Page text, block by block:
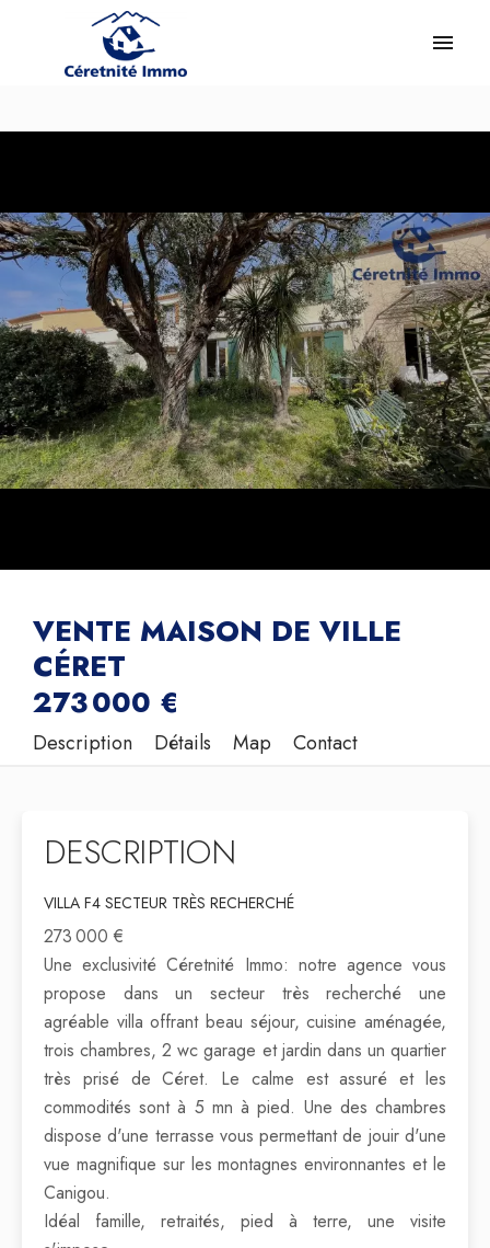
VENTE MAISON DE VILLE
CÉRET
273 000 €
Description Détails Map Contact
DESCRIPTION
VILLA F4 SECTEUR TRÈS RECHERCHÉ
273 000 €
Une exclusivité Céretnité Immo: notre agence vous
propose dans un secteur très recherché une
agréable villa offrant beau séjour, cuisine aménagée,
trois chambres, 2 wc garage et jardin dans un quartier
très prisé de Céret. Le calme est assuré et les
commodités sont à 5 mn à pied. Une des chambres
dispose d'une terrasse vous permettant de jouir d'une
vue magnifique sur les montagnes environnantes et le
Canigou.
Idéal famille, retraités, pied à terre, une visite